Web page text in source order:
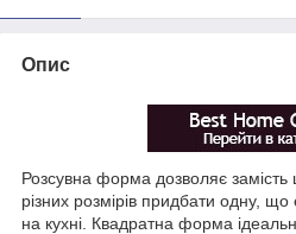
Опис
Розсувна форма дозволяє замість
різних розмірів придбати одну,
на кухні. Квадратна форма